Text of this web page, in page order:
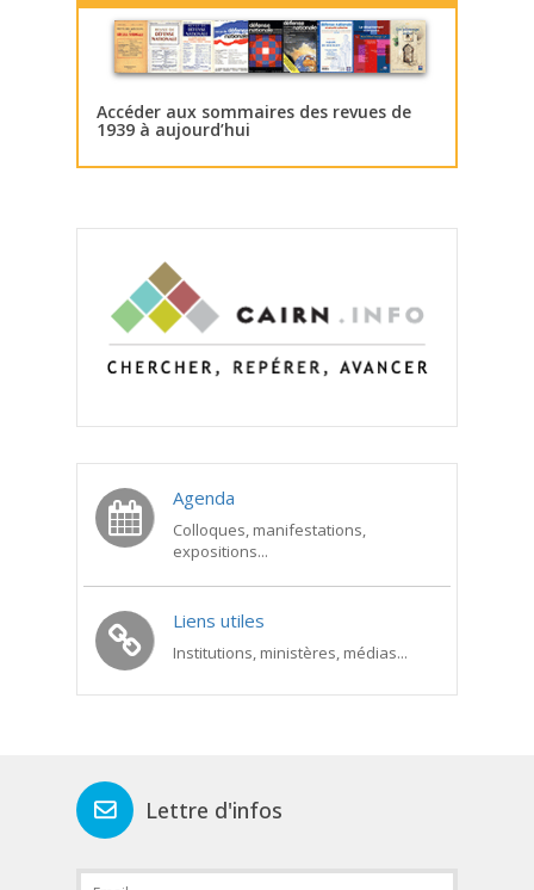
Accéder aux sommaires des revues de
1939 à aujourd’hui
Agenda
Colloques, manifestations,
expositions...
Liens utiles
Institutions, ministères, médias...
Lettre d'infos